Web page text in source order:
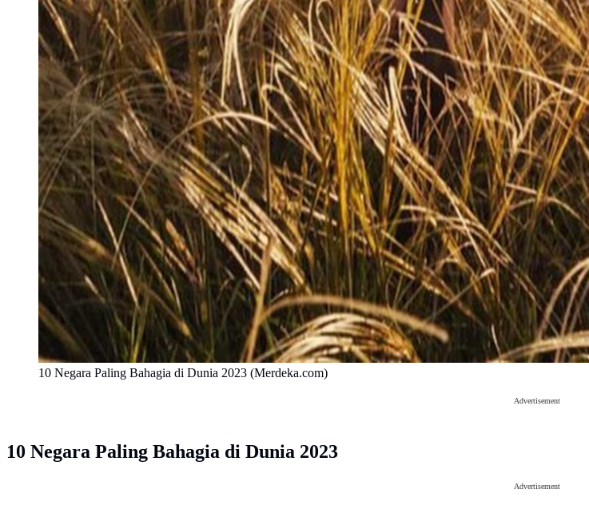
10 Negara Paling Bahagia di Dunia 2023 (Merdeka.com)
Advertisement
10 Negara Paling Bahagia di Dunia 2023
Advertisement